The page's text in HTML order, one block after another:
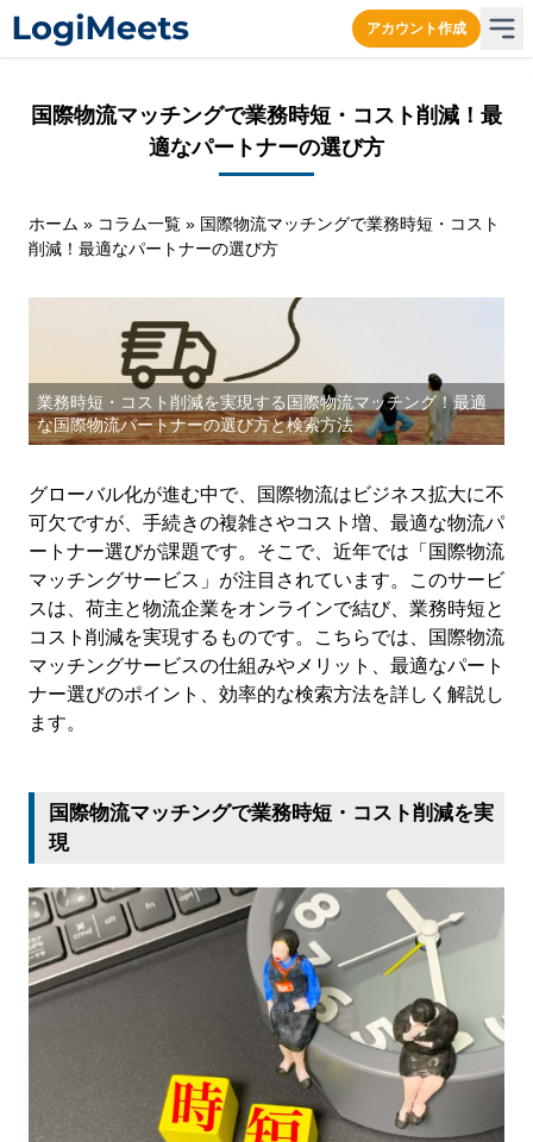
アカウント作成
国際物流マッチングで業務時短・コスト削減！最
適なパートナーの選び方
ホーム » コラム一覧 » 国際物流マッチングで業務時短・コスト
削減！最適なパートナーの選び方
業務時短・コスト削減を実現する国際物流マッチング！最適
な国際物流パートナーの選び方と検索方法
グローバル化が進む中で、国際物流はビジネス拡大に不
可欠ですが、手続きの複雑さやコスト増、最適な物流パ
ートナー選びが課題です。そこで、近年では「国際物流
マッチングサービス」が注目されています。このサービ
スは、荷主と物流企業をオンラインで結び、業務時短と
コスト削減を実現するものです。こちらでは、国際物流
マッチングサービスの仕組みやメリット、最適なパート
ナー選びのポイント、効率的な検索方法を詳しく解説し
ます。
国際物流マッチングで業務時短・コスト削減を実
現